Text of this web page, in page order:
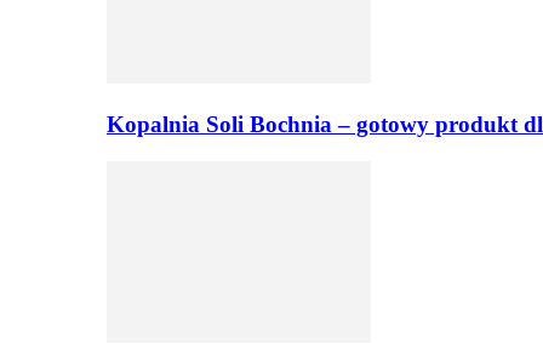
Kopalnia Soli Bochnia – gotowy produkt